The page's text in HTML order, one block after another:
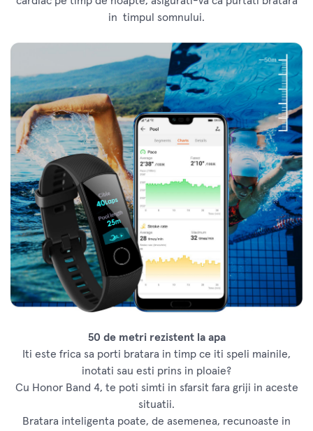
in timpul somnului.
50 de metri rezistent la apa
Iti este frica sa porti bratara in timp ce iti speli mainile,
inotati sau esti prins in ploaie?
Cu Honor Band 4, te poti simti in sfarsit fara griji in aceste
situatii.
Bratara inteligenta poate, de asemenea, recunoaste in